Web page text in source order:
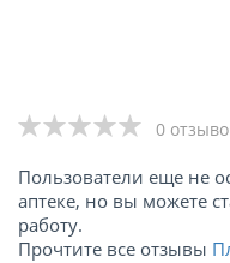
0
Пользователи еще не
аптеке, но вы можете
работу.
Прочтите все отзывы